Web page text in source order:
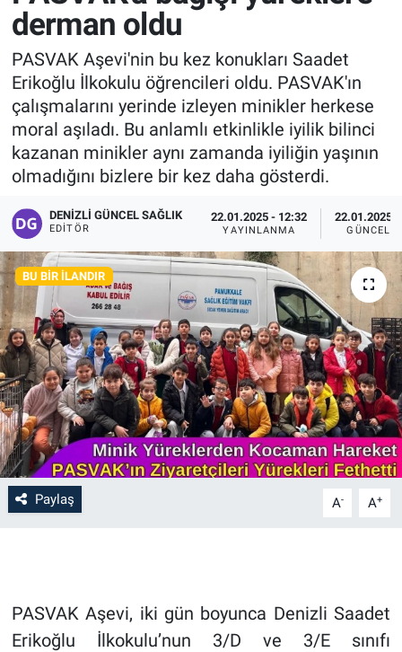
derman oldu
PASVAK Aşevi'nin bu kez konukları Saadet
Erikoğlu İlkokulu öğrencileri oldu. PASVAK'ın
çalışmalarını yerinde izleyen minikler herkese
moral aşıladı. Bu anlamlı etkinlikle iyilik bilinci
kazanan minikler aynı zamanda iyiliğin yaşının
olmadığını bizlere bir kez daha gösterdi.
DENIZLI GÜNCEL SAĞLIK
EDITÖR
22.01.2025 - 12:32
YAYINLANMA
22.01.2025 -
BU BIR İLANDIR
Paylaş A- A+
PASVAK Aşevi, iki gün boyunca Denizli Saadet
Erikoğlu İlkokulu’nun 3/D ve 3/E sınıfı